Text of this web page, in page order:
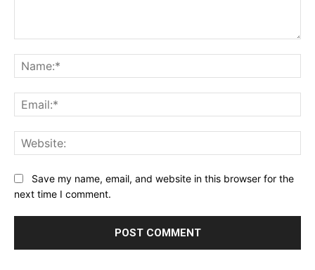
Save my name, email, and website in this browser for the
next time I comment.